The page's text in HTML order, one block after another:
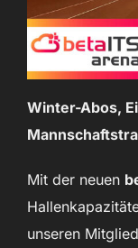
Winter-Abos,
Mit der neuen
unseren